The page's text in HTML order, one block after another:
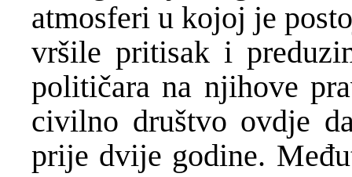
atmosferi u kojoj je
vršile pritisak i
političara na njihove
civilno društvo ovdje
prije dvije godine.